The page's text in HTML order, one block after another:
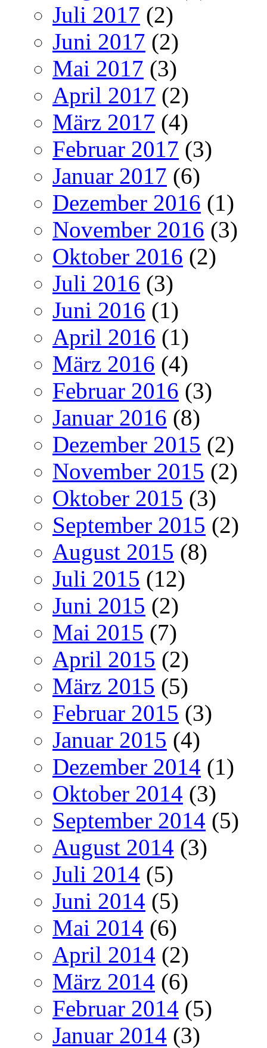
Juli 2017 (2)
Juni 2017 (2)
Mai 2017 (3)
April 2017 (2)
März 2017 (4)
Februar 2017 (3)
Januar 2017 (6)
Dezember 2016 (1)
November 2016 (3)
Oktober 2016 (2)
Juli 2016 (3)
Juni 2016 (1)
April 2016 (1)
März 2016 (4)
Februar 2016 (3)
Januar 2016 (8)
Dezember 2015 (2)
November 2015 (2)
Oktober 2015 (3)
September 2015 (2)
August 2015 (8)
Juli 2015 (12)
Juni 2015 (2)
Mai 2015 (7)
April 2015 (2)
März 2015 (5)
Februar 2015 (3)
Januar 2015 (4)
Dezember 2014 (1)
Oktober 2014 (3)
September 2014 (5)
August 2014 (3)
Juli 2014 (5)
Juni 2014 (5)
Mai 2014 (6)
April 2014 (2)
März 2014 (6)
Februar 2014 (5)
Januar 2014 (3)